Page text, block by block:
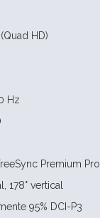
HD)
Hz
Premium Pro
178° vertical
95% DCI-P3